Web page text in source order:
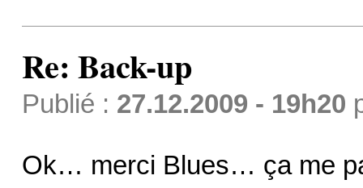
Re: Back-up
Publié : 27.12.2009 - 19h20
Ok… merci Blues… ça me